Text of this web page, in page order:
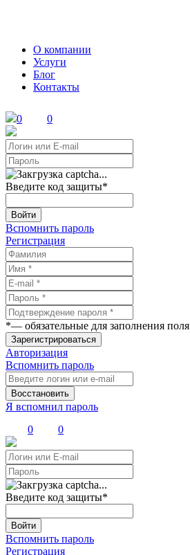
О компании
Услуги
Блог
Контакты
0 0
Введите код защиты*
Войти
Вспомнить пароль
Регистрация
*— обязательные для заполнения поля
Зарегистрироваться
Авторизация
Вспомнить пароль
Восстановить
Я вспомнил пароль
0
0
Введите код защиты*
Войти
Вспомнить пароль
Регистрация